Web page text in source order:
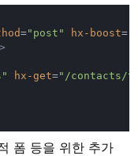
="post" hx-boost=
hx-get="/contacts/
폼 등을 위한 추가